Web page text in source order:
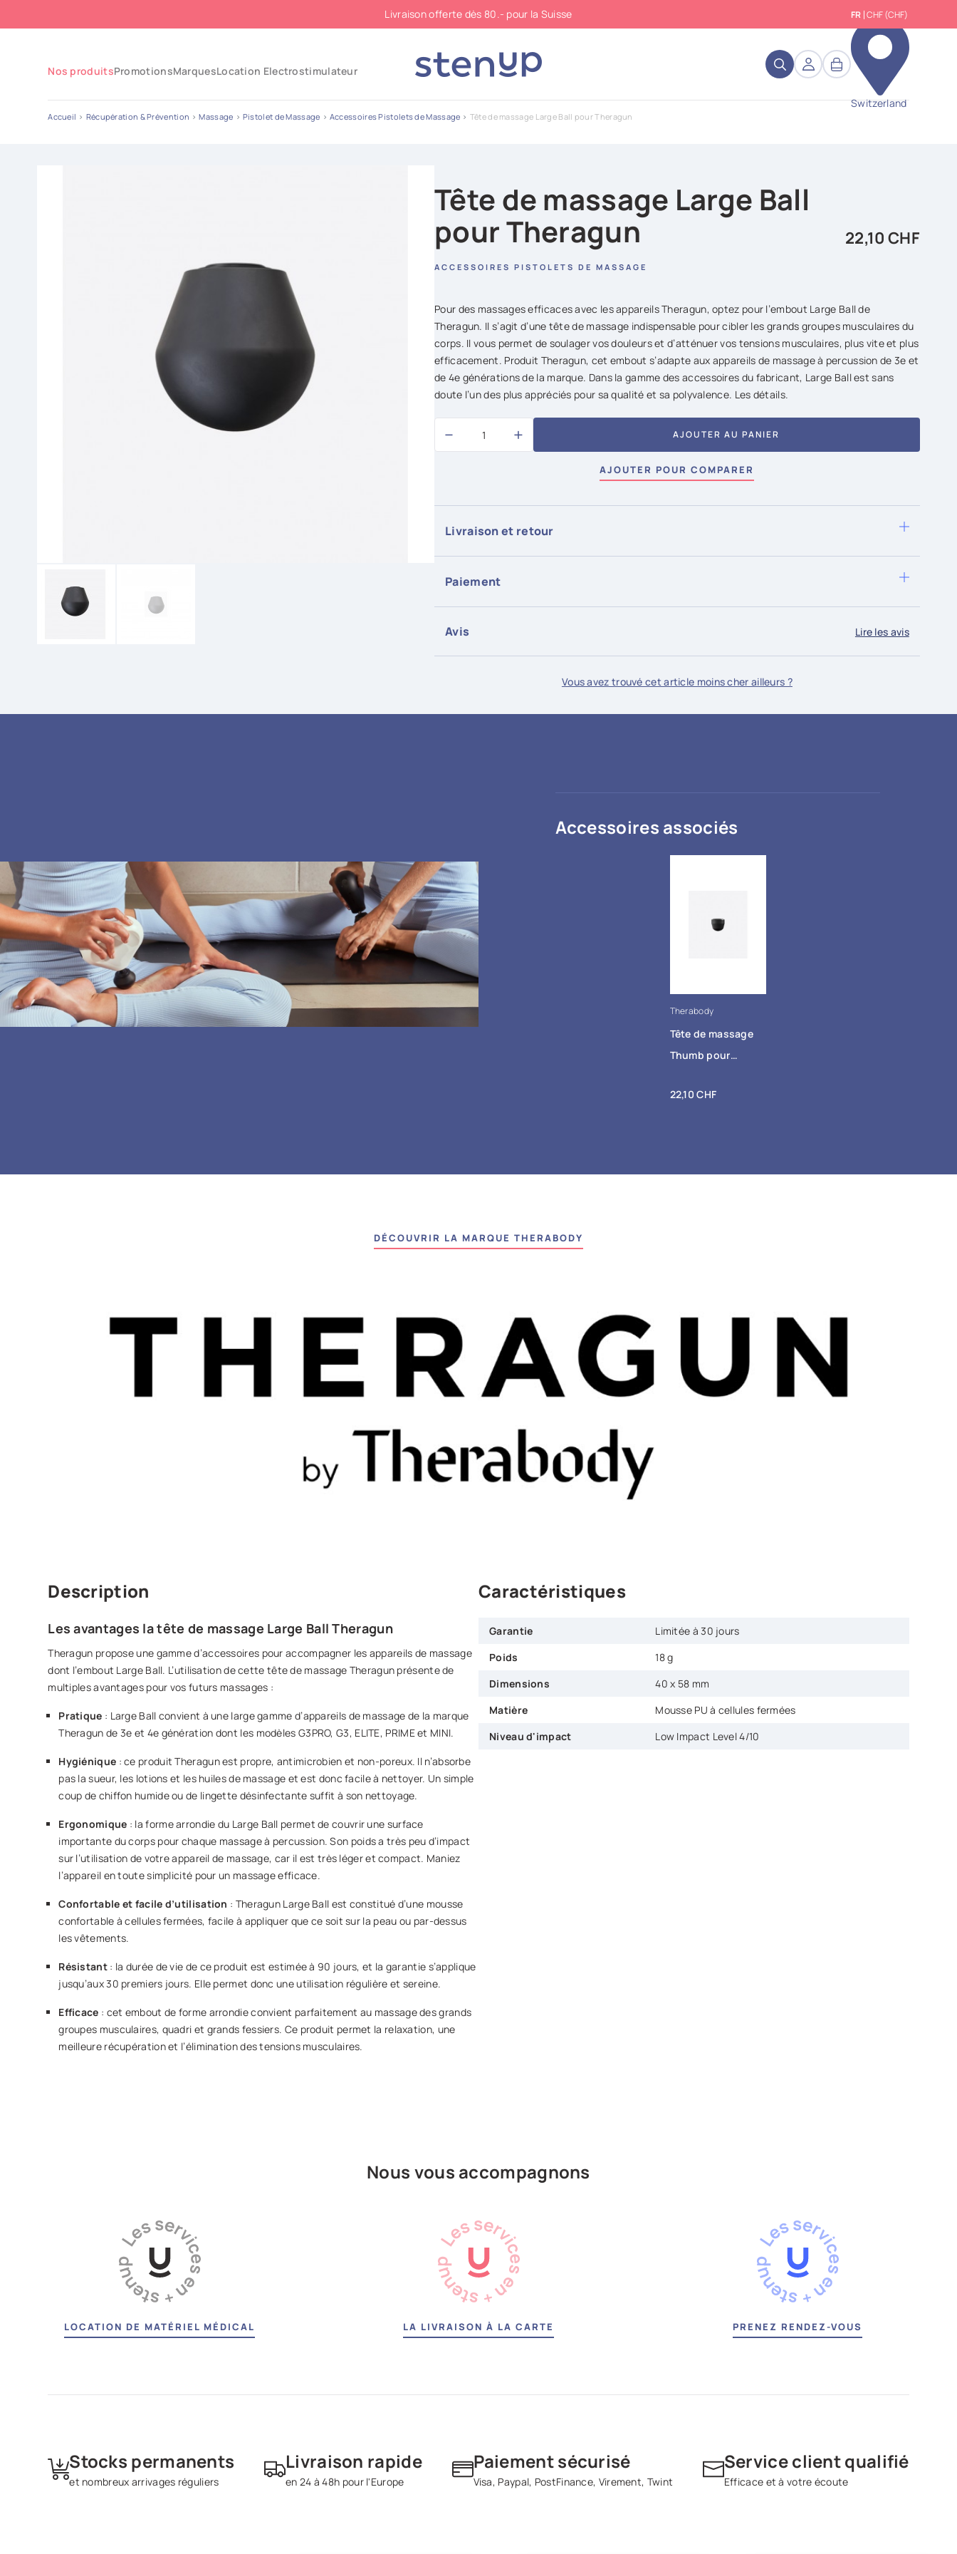
Livraison offerte dès 80.- pour la Suisse FR CHF (CHF)
Nos produitsPromotionsMarquesLocation Electrostimulateur
Switzerland
Accueil Récupération & Prévention Massage Pistolet de Massage Accessoires Pistolets de Massage Tête de massage Large Ball pour Theragun
Tête de massage Large Ball
pour Theragun
22,10 CHF
ACCESSOIRES PISTOLETS DE MASSAGE
Pour des massages efficaces avec les appareils Theragun, optez pour l’embout Large Ball de
Theragun. Il s’agit d’une tête de massage indispensable pour cibler les grands groupes musculaires du
corps. Il vous permet de soulager vos douleurs et d’atténuer vos tensions musculaires, plus vite et plus
efficacement. Produit Theragun, cet embout s’adapte aux appareils de massage à percussion de 3e et
de 4e générations de la marque. Dans la gamme des accessoires du fabricant, Large Ball est sans
doute l’un des plus appréciés pour sa qualité et sa polyvalence. Les détails.
− + AJOUTER AU PANIER
AJOUTER POUR COMPARER
Livraison et retour
Retour possible sous conditions, 14 jours après réception de votre colis.
En savoir plus
Paiement
En savoir plus
Avis Lire les avis
Vous avez trouvé cet article moins cher ailleurs ?
Accessoires associés
+ Ajout
panier
Therabody
Tête de massage
Thumb pour
Prix
22,10 CHF
DÉCOUVRIR LA MARQUE THERABODY
Description
Les avantages la tête de massage Large Ball Theragun
Theragun propose une gamme d’accessoires pour accompagner les appareils de massage
dont l’embout Large Ball. L’utilisation de cette tête de massage Theragun présente de
multiples avantages pour vos futurs massages :
Pratique : Large Ball convient à une large gamme d’appareils de massage de la marque
Theragun de 3e et 4e génération dont les modèles G3PRO, G3, ELITE, PRIME et MINI.
Hygiénique : ce produit Theragun est propre, antimicrobien et non-poreux. Il n’absorbe
pas la sueur, les lotions et les huiles de massage et est donc facile à nettoyer. Un simple
coup de chiffon humide ou de lingette désinfectante suffit à son nettoyage.
Ergonomique : la forme arrondie du Large Ball permet de couvrir une surface
importante du corps pour chaque massage à percussion. Son poids a très peu d’impact
sur l’utilisation de votre appareil de massage, car il est très léger et compact. Maniez
l’appareil en toute simplicité pour un massage efficace.
Confortable et facile d’utilisation : Theragun Large Ball est constitué d’une mousse
confortable à cellules fermées, facile à appliquer que ce soit sur la peau ou par-dessus
les vêtements.
Résistant: la durée de vie de ce produit est estimée à 90 jours, et la garantie s’applique
jusqu’aux 30 premiers jours. Elle permet donc une utilisation régulière et sereine.
Efficace : cet embout de forme arrondie convient parfaitement au massage des grands
groupes musculaires, quadri et grands fessiers. Ce produit permet la relaxation, une
meilleure récupération et l’élimination des tensions musculaires.
Caractéristiques
Garantie
Limitée à 30 jours
Poids
18 g
Dimensions
40 x 58 mm
Matière
Mousse PU à cellules fermées
Niveau d'impact
Low Impact Level 4/10
Nous vous accompagnons
LOCATION DE MATÉRIEL MÉDICAL LA LIVRAISON À LA CARTE PRENEZ RENDEZ-VOUS
Stocks permanents
et nombreux arrivages réguliers
Livraison rapide
en 24 à 48h pour l'Europe
Paiement sécurisé
Visa, Paypal, PostFinance, Virement, Twint
Service client qualifié
Efficace et à votre écoute